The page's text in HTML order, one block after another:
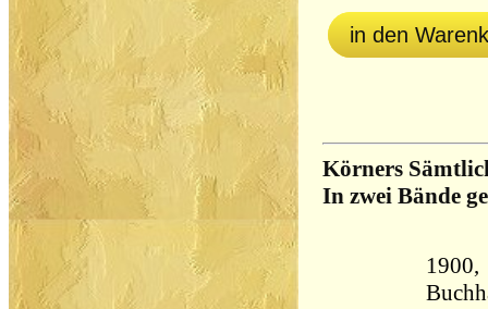
in den
Körners
In zwei Bände
1900,